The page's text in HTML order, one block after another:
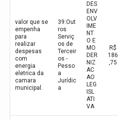
valor que se
empenha
para
realizar
despesas
com
energia
eletrica da
camara
municipal.
39:Out
ros
Serviç
os de
Terceir
os -
Pesso
a
Jurídic
a
DES
ENV
OLV
IME
NT
O E
MO
DER
NIZ
AC
AO
LEG
ISL
ATI
VA
R$
186
,75